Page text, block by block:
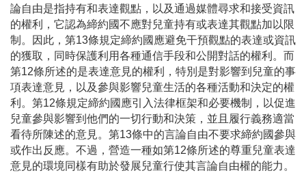
論自由是指持有和表達觀點，以及通過媒體尋求和接受資訊
的權利，它認為締約國不應對兒童持有或表達其觀點加以限
制。因此，第13條規定締約國應避免干預觀點的表達或資訊
的獲取，同時保護利用各種通信手段和公開對話的權利。而
第12條所述的是表達意見的權利，特別是對影響到兒童的事
項表達意見，以及參與影響兒童生活的各種活動和決定的權
利。第12條規定締約國應引入法律框架和必要機制，以促進
兒童參與影響到他們的一切行動和決策，並且履行義務適當
看待所陳述的意見。第13條中的言論自由不要求締約國參與
或作出反應。不過，營造一種如第12條所述的尊重兒童表達
意見的環境同樣有助於發展兒童行使其言論自由權的能力。